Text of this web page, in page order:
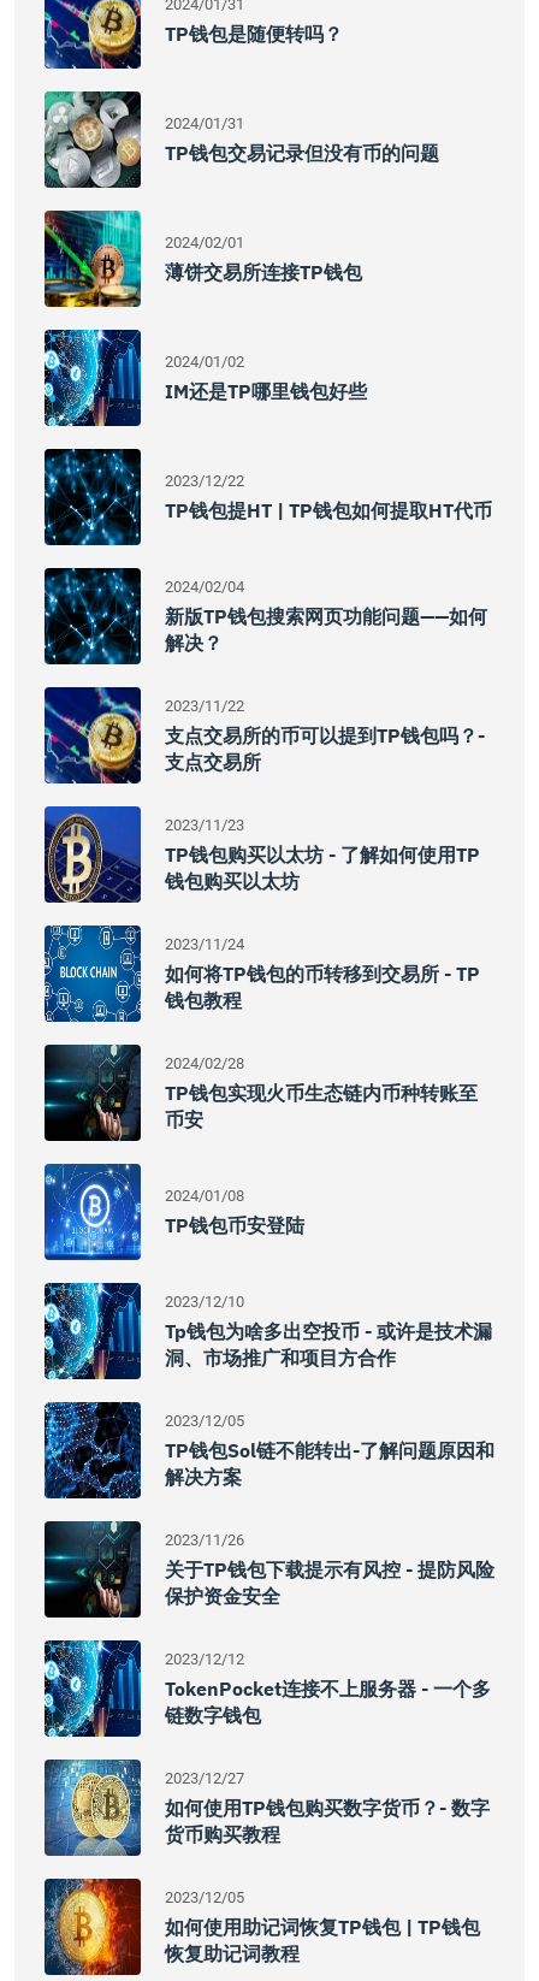
2024/01/31
TP钱包是随便转吗？
2024/01/31
TP钱包交易记录但没有币的问题
2024/02/01
薄饼交易所连接TP钱包
2024/01/02
IM还是TP哪里钱包好些
2023/12/22
TP钱包提HT | TP钱包如何提取HT代币
2024/02/04
新版TP钱包搜索网页功能问题——如何
解决？
2023/11/22
支点交易所的币可以提到TP钱包吗？-
支点交易所
2023/11/23
TP钱包购买以太坊 - 了解如何使用TP
钱包购买以太坊
2023/11/24
如何将TP钱包的币转移到交易所 - TP
钱包教程
2024/02/28
TP钱包实现火币生态链内币种转账至
币安
2024/01/08
TP钱包币安登陆
2023/12/10
Tp钱包为啥多出空投币 - 或许是技术漏
洞、市场推广和项目方合作
2023/12/05
TP钱包Sol链不能转出-了解问题原因和
解决方案
2023/11/26
关于TP钱包下载提示有风控 - 提防风险
保护资金安全
2023/12/12
TokenPocket连接不上服务器 - 一个多
链数字钱包
2023/12/27
如何使用TP钱包购买数字货币？- 数字
货币购买教程
2023/12/05
如何使用助记词恢复TP钱包 | TP钱包
恢复助记词教程